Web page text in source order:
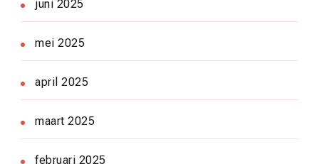
juni 2025
mei 2025
april 2025
maart 2025
februari 2025